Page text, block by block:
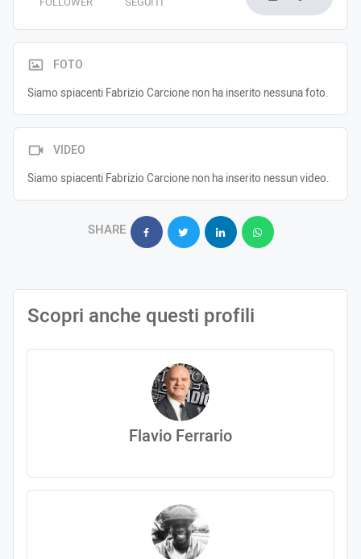
FOTO
Siamo spiacenti Fabrizio Carcione non ha inserito nessuna foto.
VIDEO
Siamo spiacenti Fabrizio Carcione non ha inserito nessun video.
SHARE
Scopri anche questi profili
Flavio Ferrario